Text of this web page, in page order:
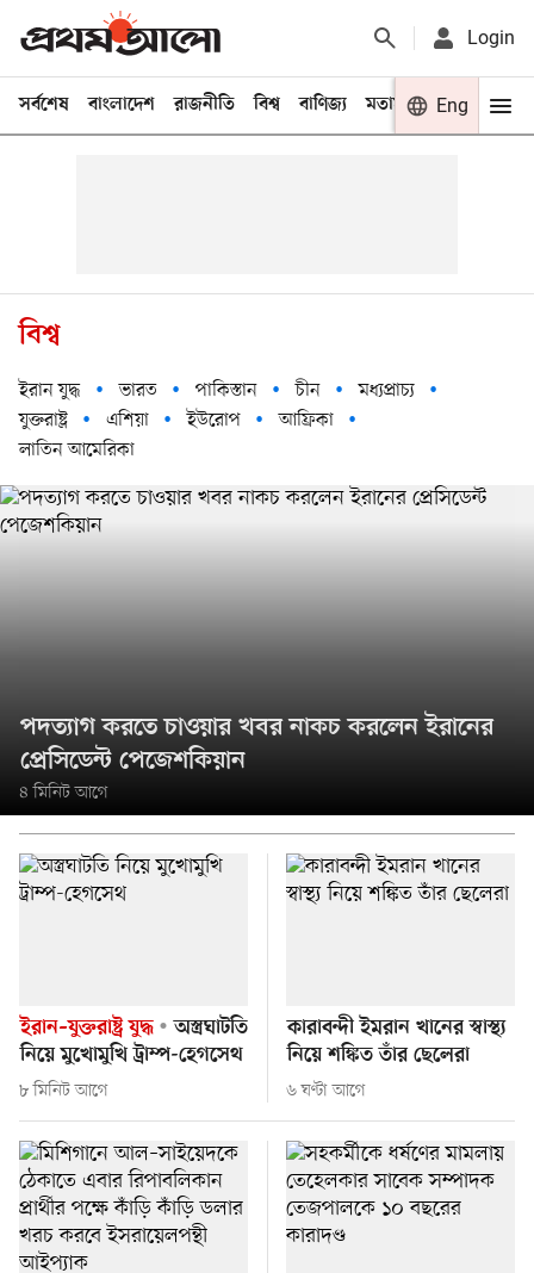
Login
সর্বশেষ বাংলাদেশ রাজনীতি বিশ্ব বাণিজ্য মতামত খেলা
Eng
বিশ্ব
ইরান যুদ্ধ ভারত পাকিস্তান চীন
মধ্যপ্রাচ্য
যুক্তরাষ্ট্র
এশিয়া ইউরোপ
আফ্রিকা
লাতিন আমেরিকা
পদত্যাগ করতে চাওয়ার খবর নাকচ করলেন ইরানের
প্রেসিডেন্ট পেজেশকিয়ান
৪ মিনিট আগে
ইরান–যুক্তরাষ্ট্র যুদ্ধ
অস্ত্রঘাটতি
নিয়ে মুখোমুখি ট্রাম্প-হেগসেথ
৮ মিনিট আগে
কারাবন্দী ইমরান খানের স্বাস্থ্য
নিয়ে শঙ্কিত তাঁর ছেলেরা
৬ ঘণ্টা আগে